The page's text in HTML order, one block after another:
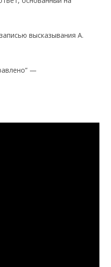
высказывания А.
—